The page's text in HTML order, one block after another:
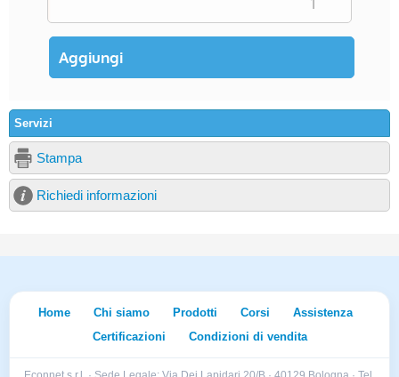
Servizi
Stampa
Richiedi informazioni
Home Chi siamo Prodotti Corsi
Assistenza
Certificazioni
Condizioni di vendita